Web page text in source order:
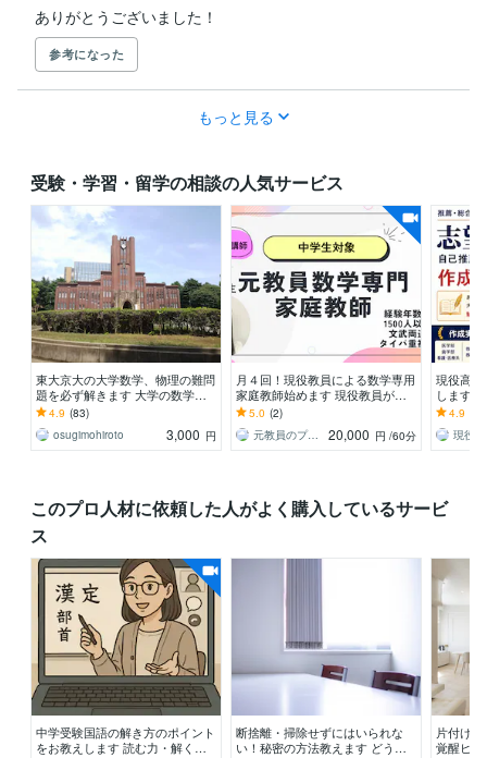
ありがとうございました！
参考になった
もっと見る
受験・学習・留学の相談の人気サービス
東大京大の大学数学、物理の難問
題を必ず解きます 大学の数学物
理化学で分からない問題は私に見
せて下さい。
4.9 (83)
osugimohiroto
3,000 円
月４回！現役教員による数学専用
家庭教師始めます 現役教員がど
こで躓いてるのか理解し遡って分
かりやすく教えます
5.0 (2)
元教員のプロ数学教師エリ先生
20,000 円 /60分
現役高
します
校教員
4.9
現役
このプロ人材に依頼した人がよく購入しているサービ
ス
中学受験国語の解き方のポイント
をお教えします 読む力・解く力
断捨離・掃除せずにはいられな
い！秘密の方法教えます どうし
片付け
覚醒ヒ